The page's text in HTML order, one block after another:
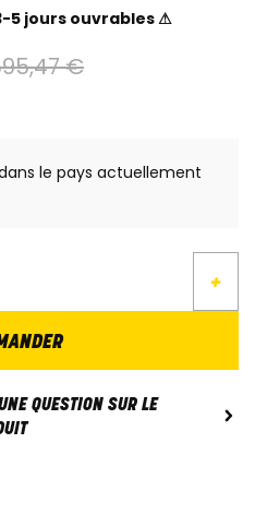
5 jours ouvrables ⚠
,47€
le pays actuellement
+
QUESTION SUR LE